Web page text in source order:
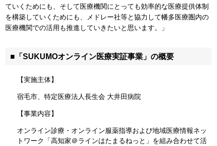
ていくためにも、そして医療機関にとっても効率的な医療提供体制
を構築していくためにも、メドレー社等と協力して幡多医療圏内の
医療機関での活用も推進していきたいと思います。」
■「SUKUMOオンライン医療実証事業」の概要
【実施主体】
宿毛市、特定医療法人長生会 大井田病院
【事業内容】
オンライン診療・オンライン服薬指導および地域医療情報ネッ
トワーク「高知家＠ラインはたまるねっと」を組み合わせて活